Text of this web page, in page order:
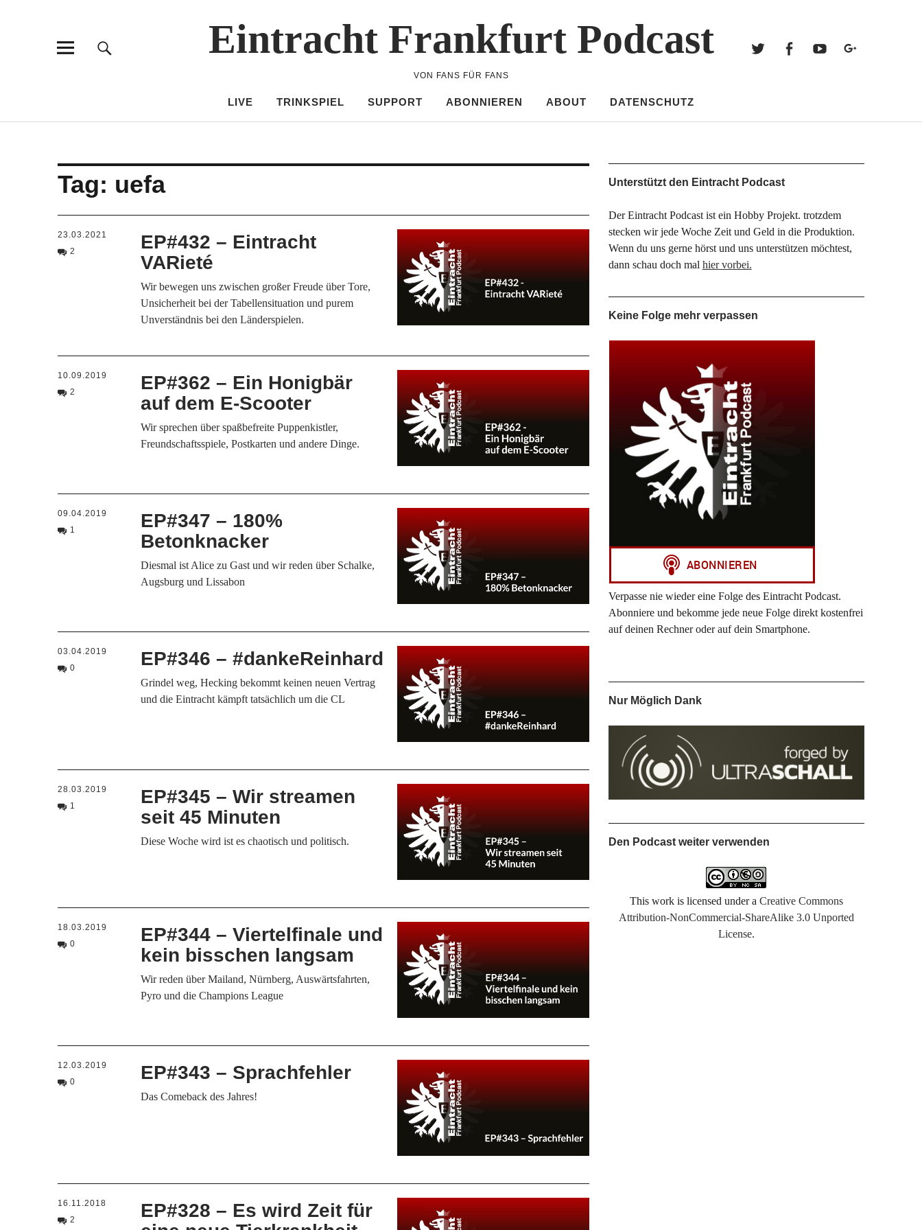
Eintracht Frankfurt Podcast
VON FANS FÜR FANS
LIVE TRINKSPIEL SUPPORT ABONNIEREN ABOUT DATENSCHUTZ
Tag: uefa
23.03.2021
2
EP#432 – Eintracht
VARieté
Wir bewegen uns zwischen großer Freude über Tore,
Unsicherheit bei der Tabellensituation und purem
Unverständnis bei den Länderspielen.
10.09.2019
2
EP#362 – Ein Honigbär
auf dem E-Scooter
Wir sprechen über spaßbefreite Puppenkistler,
Freundschaftsspiele, Postkarten und andere Dinge.
09.04.2019
1
EP#347 – 180%
Betonknacker
Diesmal ist Alice zu Gast und wir reden über Schalke,
Augsburg und Lissabon
03.04.2019
0
EP#346 – #dankeReinhard
Grindel weg, Hecking bekommt keinen neuen Vertrag
und die Eintracht kämpft tatsächlich um die CL
28.03.2019
1
EP#345 – Wir streamen
seit 45 Minuten
Diese Woche wird ist es chaotisch und politisch.
18.03.2019
0
EP#344 – Viertelfinale und
kein bisschen langsam
Wir reden über Mailand, Nürnberg, Auswärtsfahrten,
Pyro und die Champions League
12.03.2019
0
EP#343 – Sprachfehler
Das Comeback des Jahres!
16.11.2018
2
EP#328 – Es wird Zeit für
Unterstützt den Eintracht Podcast
Der Eintracht Podcast ist ein Hobby Projekt. trotzdem
stecken wir jede Woche Zeit und Geld in die Produktion.
Wenn du uns gerne hörst und uns unterstützen möchtest,
dann schau doch mal hier vorbei.
Keine Folge mehr verpassen
Verpasse nie wieder eine Folge des Eintracht Podcast.
Abonniere und bekomme jede neue Folge direkt kostenfrei
auf deinen Rechner oder auf dein Smartphone.
Nur Möglich Dank
Den Podcast weiter verwenden
This work is licensed under a Creative Commons
Attribution-NonCommercial-ShareAlike 3.0 Unported
License.